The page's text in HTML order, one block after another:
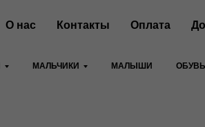
О нас Контакты Оплата
МАЛЬЧИКИ МАЛЫШИ ОБУВЬ